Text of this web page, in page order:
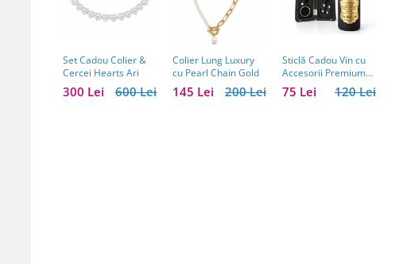
Set Cadou Colier &
Cercei Hearts Ari
600 Lei
300 Lei
Colier Lung Luxury
cu Pearl Chain Gold
200 Lei
145 Lei
Sticlă Cadou Vin cu
Accesorii Premium
Personalizată – Set
Elegant pentru120 Lei
75 Lei